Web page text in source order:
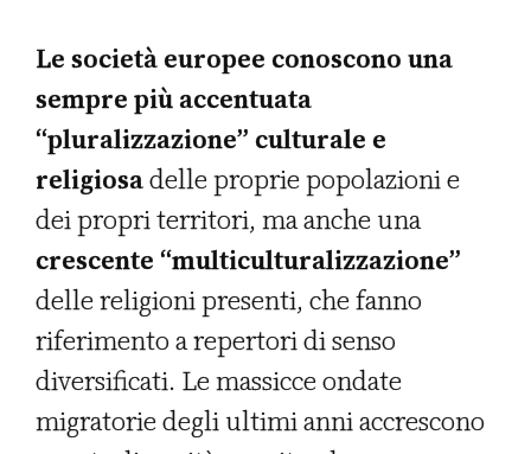
Le società europee conoscono una
sempre più accentuata
“pluralizzazione” culturale e
religiosadelle proprie popolazioni e
dei propri territori, ma anche una
crescente “multiculturalizzazione”
delle religioni presenti, che fanno
riferimento a repertori di senso
diversificati. Le massicce ondate
migratorie degli ultimi anni accrescono